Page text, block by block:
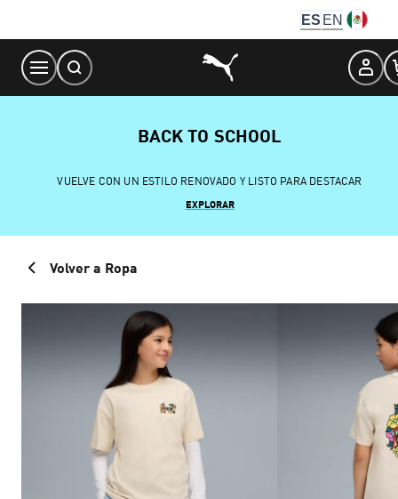
Content
ES EN
BACK TO SCHOOL
VUELVE CON UN ESTILO RENOVADO Y LISTO PARA DESTACAR
EXPLORAR
Volver a Ropa